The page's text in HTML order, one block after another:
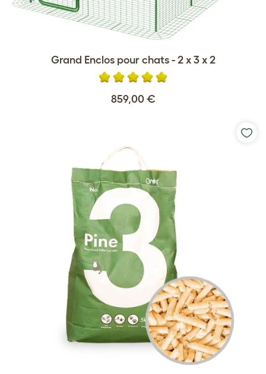
Grand Enclos pour chats - 2 x 3 x 2
859,00 €